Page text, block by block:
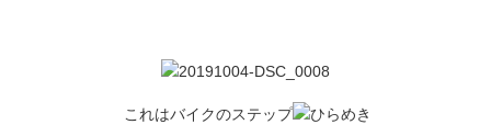
これはバイクのステップ